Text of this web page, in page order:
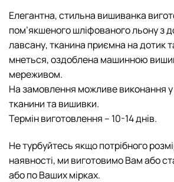
Елегантна, стильна вишиванка
пом’якшеного шліфованого льону з
лавсану, тканина приємна на дотик
мнеться, оздоблена машинною
мереживом.
На замовлення можливе виконання у
тканини та вишивки.
Термін виготовлення – 10-14 днів.
Не турбуйтесь якщо потрібного
наявності, ми виготовимо Вам або
або по Ваших мірках.